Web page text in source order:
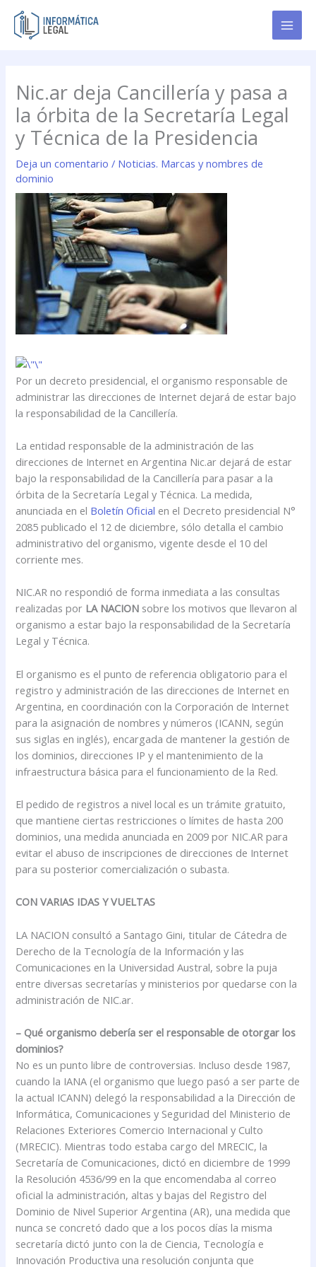
contenido
Nic.ar deja Cancillería y pasa a
la órbita de la Secretaría Legal
y Técnica de la Presidencia
Deja un comentario / Noticias. Marcas y nombres de
dominio
Por un decreto presidencial, el organismo responsable de
administrar las direcciones de Internet dejará de estar bajo
la responsabilidad de la Cancillería.
La entidad responsable de la administración de las
direcciones de Internet en Argentina Nic.ar dejará de estar
bajo la responsabilidad de la Cancillería para pasar a la
órbita de la Secretaría Legal y Técnica. La medida,
anunciada en el Boletín Oficial en el Decreto presidencial N°
2085 publicado el 12 de diciembre, sólo detalla el cambio
administrativo del organismo, vigente desde el 10 del
corriente mes.
NIC.AR no respondió de forma inmediata a las consultas
realizadas por LA NACION sobre los motivos que llevaron al
organismo a estar bajo la responsabilidad de la Secretaría
Legal y Técnica.
El organismo es el punto de referencia obligatorio para el
registro y administración de las direcciones de Internet en
Argentina, en coordinación con la Corporación de Internet
para la asignación de nombres y números (ICANN, según
sus siglas en inglés), encargada de mantener la gestión de
los dominios, direcciones IP y el mantenimiento de la
infraestructura básica para el funcionamiento de la Red.
El pedido de registros a nivel local es un trámite gratuito,
que mantiene ciertas restricciones o límites de hasta 200
dominios, una medida anunciada en 2009 por NIC.AR para
evitar el abuso de inscripciones de direcciones de Internet
para su posterior comercialización o subasta.
CON VARIAS IDAS Y VUELTAS
LA NACION consultó a Santago Gini, titular de Cátedra de
Derecho de la Tecnología de la Información y las
Comunicaciones en la Universidad Austral, sobre la puja
entre diversas secretarías y ministerios por quedarse con la
administración de NIC.ar.
– Qué organismo debería ser el responsable de otorgar los
dominios?
No es un punto libre de controversias. Incluso desde 1987,
cuando la IANA (el organismo que luego pasó a ser parte de
la actual ICANN) delegó la responsabilidad a la Dirección de
Informática, Comunicaciones y Seguridad del Ministerio de
Relaciones Exteriores Comercio Internacional y Culto
(MRECIC). Mientras todo estaba cargo del MRECIC, la
Secretaría de Comunicaciones, dictó en diciembre de 1999
la Resolución 4536/99 en la que encomendaba al correo
oficial la administración, altas y bajas del Registro del
Dominio de Nivel Superior Argentina (AR), una medida que
nunca se concretó dado que a los pocos días la misma
secretaría dictó junto con la de Ciencia, Tecnología e
Innovación Productiva una resolución conjunta que